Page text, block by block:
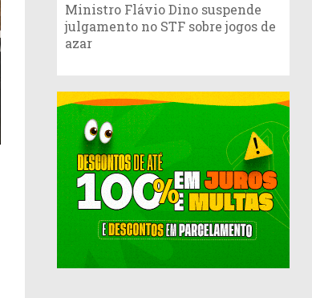
Ministro Flávio Dino suspende
julgamento no STF sobre jogos de
azar